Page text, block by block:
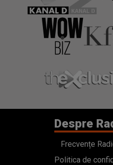
Despre
Frecvențe
Politica de